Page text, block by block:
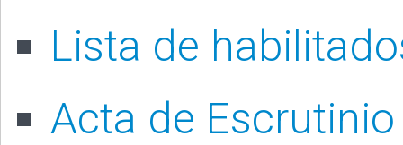
Lista de
Acta de Escrutinio